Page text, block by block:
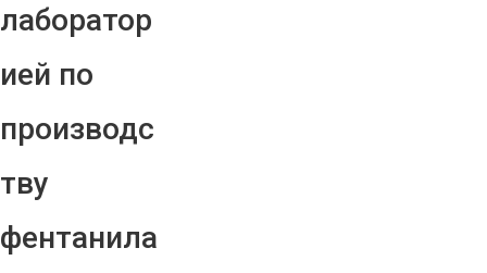
лаборатор
ией по
производс
тву
фентанила